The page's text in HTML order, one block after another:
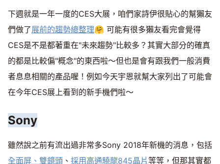
下週就是一年一度的CES大展，咱們家詩伊很貼心的幫獺友
們做了展前的趨勢總整理🤗 可能有很多獺友看完會覺得
CES是不是都著重在"未來趨勢"比較多？其實大部分的確真
的都是比較偏"概念"的東西啦～但也是會有跟我們一般消費
者息息相關的產品喔！例如今天宇恩就幫大家列出了可能會
在今年CES展上看到的新手機們啦～
Sony
雖然說之前有流出過非常多Sony 2018年新機的消息，包括
全面屏、雙鏡頭 、 採用高通驍龍845晶片等等，但那其實都